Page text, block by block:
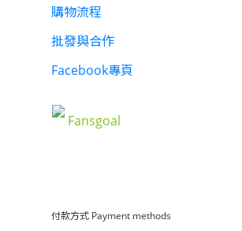
購物流程
批發與合作
Facebook專頁
Fansgoal
付款方式 Payment methods